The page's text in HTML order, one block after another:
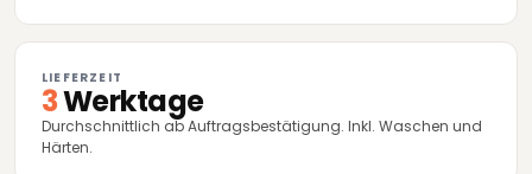
LIEFERZEIT
3Werktage
Durchschnittlich ab Auftragsbestätigung. Inkl. Waschen und
Härten.